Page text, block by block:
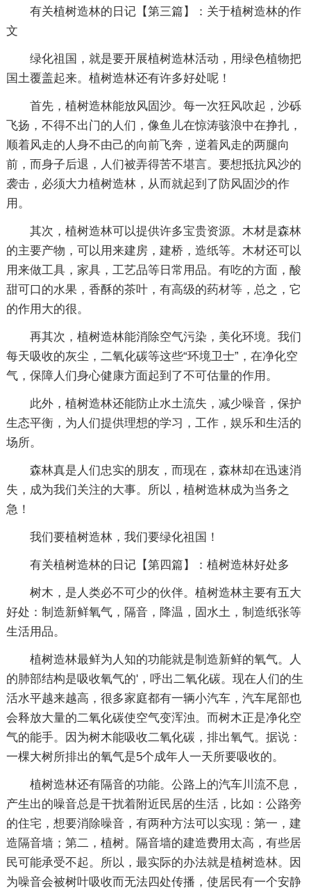
有关植树造林的日记【第三篇】：关于植树造林的作
文
绿化祖国，就是要开展植树造林活动，用绿色植物把
国土覆盖起来。植树造林还有许多好处呢！
首先，植树造林能放风固沙。每一次狂风吹起，沙砾
飞扬，不得不出门的人们，像鱼儿在惊涛骇浪中在挣扎，
顺着风走的人身不由己的向前飞奔，逆着风走的两腿向
前，而身子后退，人们被弄得苦不堪言。要想抵抗风沙的
袭击，必须大力植树造林，从而就起到了防风固沙的作
用。
其次，植树造林可以提供许多宝贵资源。木材是森林
的主要产物，可以用来建房，建桥，造纸等。木材还可以
用来做工具，家具，工艺品等日常用品。有吃的方面，酸
甜可口的水果，香酥的茶叶，有高级的药材等，总之，它
的作用大的很。
再其次，植树造林能消除空气污染，美化环境。我们
每天吸收的灰尘，二氧化碳等这些“环境卫士”，在净化空
气，保障人们身心健康方面起到了不可估量的作用。
此外，植树造林还能防止水土流失，减少噪音，保护
生态平衡，为人们提供理想的学习，工作，娱乐和生活的
场所。
森林真是人们忠实的朋友，而现在，森林却在迅速消
失，成为我们关注的大事。所以，植树造林成为当务之
急！
我们要植树造林，我们要绿化祖国！
有关植树造林的日记【第四篇】：植树造林好处多
树木，是人类必不可少的伙伴。植树造林主要有五大
好处：制造新鲜氧气，隔音，降温，固水土，制造纸张等
生活用品。
植树造林最鲜为人知的功能就是制造新鲜的氧气。人
的肺部结构是吸收氧气的'，呼出二氧化碳。现在人们的生
活水平越来越高，很多家庭都有一辆小汽车，汽车尾部也
会释放大量的二氧化碳使空气变浑浊。而树木正是净化空
气的能手。因为树木能吸收二氧化碳，排出氧气。据说：
一棵大树所排出的氧气是5个成年人一天所要吸收的。
植树造林还有隔音的功能。公路上的汽车川流不息，
产生出的噪音总是干扰着附近民居的生活，比如：公路旁
的住宅，想要消除噪音，有两种方法可以实现：第一，建
造隔音墙；第二，植树。隔音墙的建造费用太高，有些居
民可能承受不起。所以，最实际的办法就是植树造林。因
为噪音会被树叶吸收而无法四处传播，使居民有一个安静